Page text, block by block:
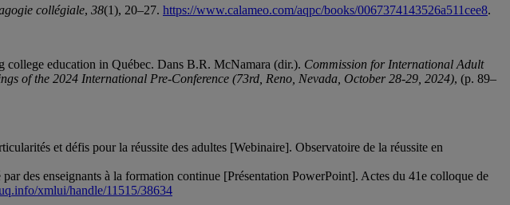
collégiale, 38(1), 20–27. https://www.calameo.com/aqpc/books/0067374143526a511cee8.
education in Québec. Dans B.R. McNamara (dir.). Commission for International Adult
of the 2024 International Pre-Conference (73rd, Reno, Nevada, October 28-29, 2024), (p. 89–
et défis pour la réussite des adultes [Webinaire]. Observatoire de la réussite en
des enseignants à la formation continue [Présentation PowerPoint]. Actes du 41e colloque de
xmlui/handle/11515/38634